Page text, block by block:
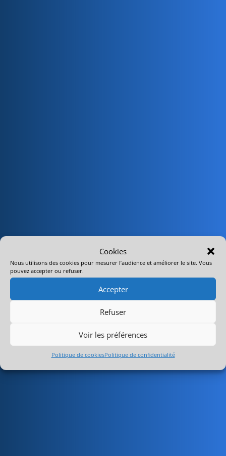
Cookies
Nous utilisons des cookies pour mesurer l’audience et améliorer le site. Vous
pouvez accepter ou refuser.
Accepter
Refuser
Voir les préférences
Politique de cookiesPolitique de confidentialité